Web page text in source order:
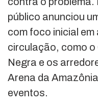
público anunciou
com foco inicial
circulação, como
Negra e os
Arena da
eventos.